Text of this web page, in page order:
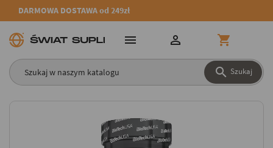
DARMOWA DOSTAWA od 249zł
 Szukaj
  